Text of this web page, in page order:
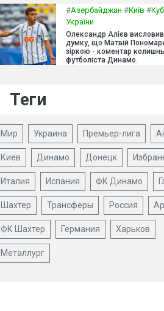
#Азербайджан #Київ #
України
Олександр Алієв
думку, що Матвій
зіркою - коментар
футболіста Динамо.
Теги
Мир Украина Премьер-лига
Киев Динамо Донецк
Италия Испания ФК Динамо
Шахтер Трансферы Россия
ФК Шахтер Германия Харьков
Металлург